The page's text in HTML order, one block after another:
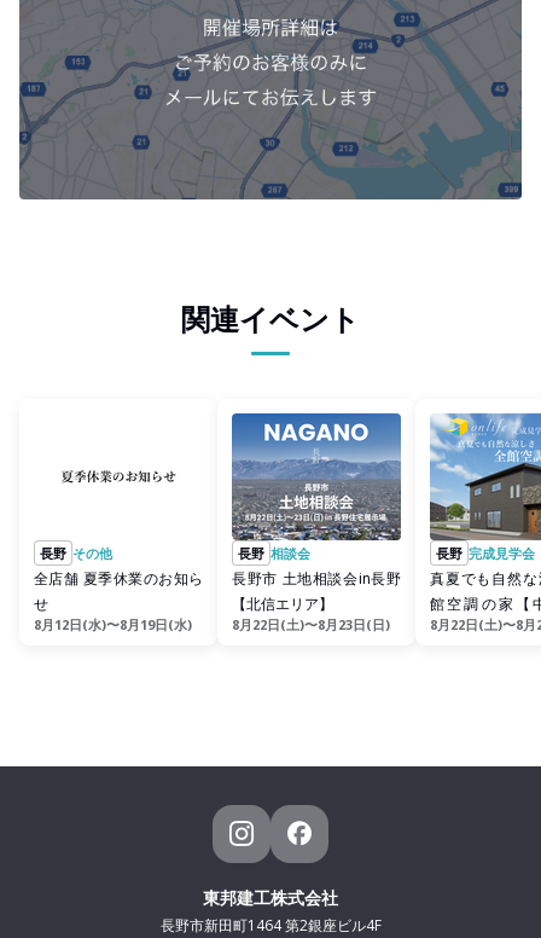
関連イベント
長野 その他
全店舗 夏季休業のお知ら
せ
8月12日(水)〜8月19日(水)
長野 相談会
長野市 土地相談会in長野
【北信エリア】
8月22日(土)〜8月23日(日)
長野 完成見学会
真夏でも自然
館空調の家【
ア】
8月22日(土)〜8月
東邦建工株式会社
長野市新田町1464 第2銀座ビル4F